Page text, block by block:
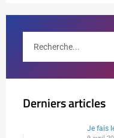
Derniers articles
Je fais